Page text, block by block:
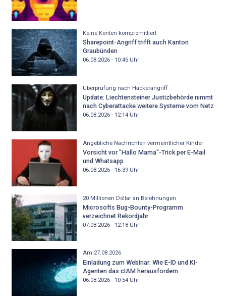
Keine Konten kompromittiert
Sharepoint-Angriff trifft auch Kanton
Graubünden
06.08.2026 - 10:45Uhr
Überprüfung nach Hackerangriff
Update: Liechtensteiner Justizbehörde nimmt
nach Cyberattacke weitere Systeme vom Netz
06.08.2026 - 12:14Uhr
Angebliche Nachrichten vermeintlicher Kinder
Vorsicht vor "Hallo Mama"-Trick per E-Mail
und Whatsapp
06.08.2026 - 16:39Uhr
20 Millionen Dollar an Belohnungen
Microsofts Bug-Bounty-Programm
verzeichnet Rekordjahr
07.08.2026 - 12:18Uhr
Am 27.08.2026
Einladung zum Webinar: Wie E-ID und KI-
Agenten das cIAM herausfordern
06.08.2026 - 10:54Uhr